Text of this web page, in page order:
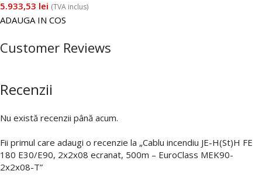
5.933,53 lei (TVA inclus)
ADAUGA IN COS
Customer Reviews
Recenzii
Nu există recenzii până acum.
Fii primul care adaugi o recenzie la „Cablu incendiu JE-H(St)H FE
180 E30/E90, 2x2x08 ecranat, 500m – EuroClass MEK90-
2x2x08-T”